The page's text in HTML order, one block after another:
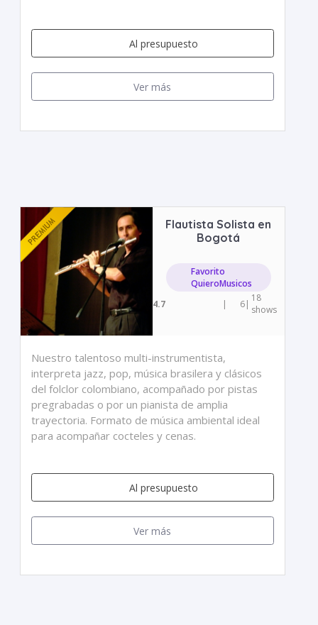
Al presupuesto
Ver más
Flautista Solista en
Bogotá
Favorito
QuieroMusicos
4.7
| 6| 18
shows
Nuestro talentoso multi-instrumentista,
interpreta jazz, pop, música brasilera y clásicos
del folclor colombiano, acompañado por pistas
pregrabadas o por un pianista de amplia
trayectoria. Formato de música ambiental ideal
para acompañar cocteles y cenas.
Al presupuesto
Ver más